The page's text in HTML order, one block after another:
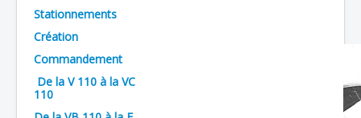
Avions
Personnels
Formation
Doctrines
Stationnements
Création
Commandement
De la V 110 à la VC
110